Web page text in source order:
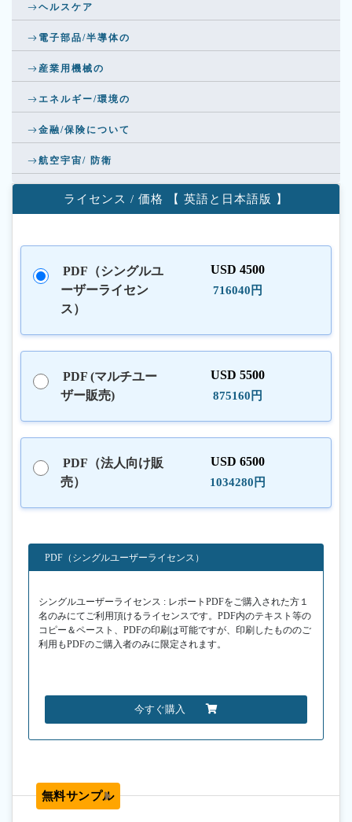
ヘルスケア
電子部品/半導体の
産業用機械の
エネルギー/環境の
金融/保険について
航空宇宙/ 防衛
ライセンス / 価格 【 英語と日本語版 】
PDF（シングルユ
ーザーライセン
ス）
USD 4500
716040円
PDF (マルチユー
ザー販売)
USD 5500
875160円
PDF（法人向け販
売）
USD 6500
1034280円
PDF（シングルユーザーライセンス）
シングルユーザーライセンス : レポートPDFをご購入された方１
名のみにてご利用頂けるライセンスです。PDF内のテキスト等の
コピー＆ペースト、PDFの印刷は可能ですが、印刷したもののご
利用もPDFのご購入者のみに限定されます。
今すぐ購入
無料サンプル